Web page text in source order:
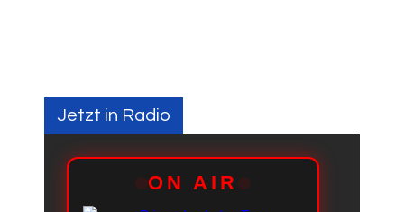
Jetzt in Radio